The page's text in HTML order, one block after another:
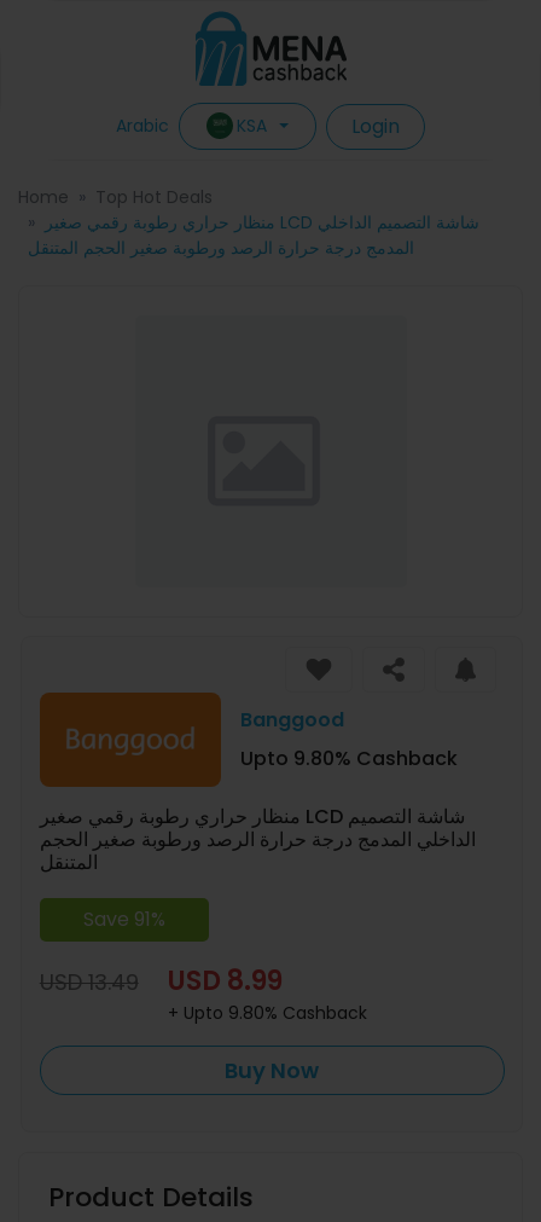
Arabic KSA Login
Home
Top Hot Deals
منظار حراري رطوبة رقمي صغير LCD شاشة التصميم الداخلي
المدمج درجة حرارة الرصد ورطوبة صغير الحجم المتنقل
Banggood
Upto 9.80% Cashback
منظار حراري رطوبة رقمي صغير LCD شاشة التصميم
الداخلي المدمج درجة حرارة الرصد ورطوبة صغير الحجم
المتنقل
Save 91%
USD 13.49 USD 8.99
+ Upto 9.80% Cashback
Buy Now
Product Details